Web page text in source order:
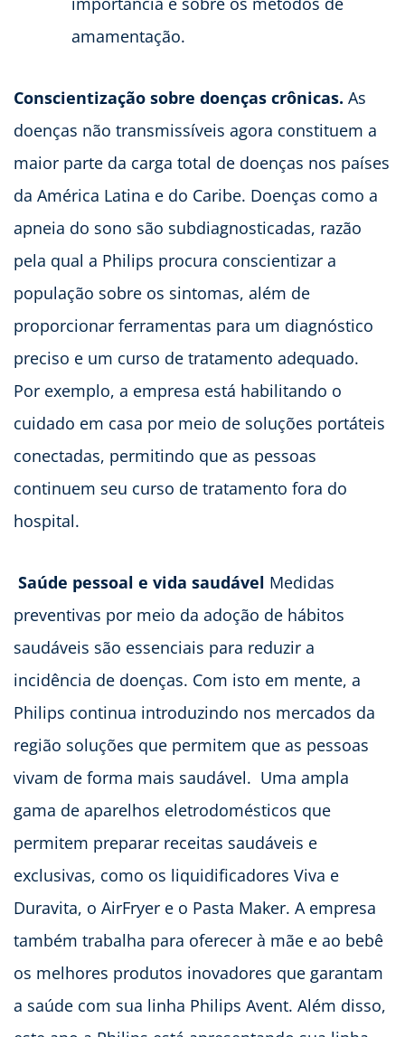
amamentação.
Conscientização sobre doenças crônicas. As
doenças não transmissíveis agora constituem a
maior parte da carga total de doenças nos países
da América Latina e do Caribe. Doenças como a
apneia do sono são subdiagnosticadas, razão
pela qual a Philips procura conscientizar a
população sobre os sintomas, além de
proporcionar ferramentas para um diagnóstico
preciso e um curso de tratamento adequado.
Por exemplo, a empresa está habilitando o
cuidado em casa por meio de soluções portáteis
conectadas, permitindo que as pessoas
continuem seu curso de tratamento fora do
hospital.
Saúde pessoal e vida saudável Medidas
preventivas por meio da adoção de hábitos
saudáveis são essenciais para reduzir a
incidência de doenças. Com isto em mente, a
Philips continua introduzindo nos mercados da
região soluções que permitem que as pessoas
vivam de forma mais saudável. Uma ampla
gama de aparelhos eletrodomésticos que
permitem preparar receitas saudáveis e
exclusivas, como os liquidificadores Viva e
Duravita, o AirFryer e o Pasta Maker. A empresa
também trabalha para oferecer à mãe e ao bebê
os melhores produtos inovadores que garantam
a saúde com sua linha Philips Avent. Além disso,